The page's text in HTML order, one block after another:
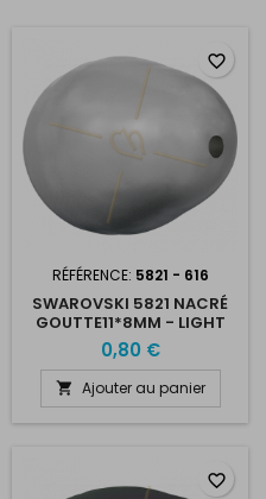
RÉFÉRENCE: 5821 - 616
SWAROVSKI 5821 NACRÉ
GOUTTE11*8MM - LIGHT
GREY PEARL
0,80 €
 Ajouter au panier
favorite_border
favorite_border